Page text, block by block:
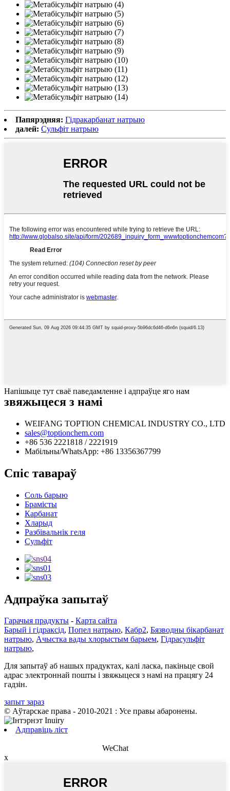
Папярэдняя: Гідракарбанат натрыю
далей: Сульфіт натрыю
Напішыце тут сваё паведамленне і адпраўце яго нам
звяжыцеся з намі
WEIFANG TOPTION CHEMICAL INDUSTRY CO., LTD
sales@toptionchem.com
+86 536 2221818 / 2221919
Мабільны/WhatsApp: +86 13356367799
Спіс тавараў
Соль барыю
Брамісты
Карбанат
Хларыд
Разбівальнік геля
Сульфіт
Адпраўка запытаў
Гарачыя прадукты - Карта сайта
Барый і гідраксід, Попел натрыю, Кабр2, Бязводны бікарбанат
натрыю, Ачыстка вады хлорыстым барыем, Гідрасульфіт
натрыю,
Для запытаў аб нашых прадуктах, калі ласка, пакіньце свой
адрас электроннай пошты і звяжыцеся з намі на працягу 24
гадзін.
запыт зараз
© Аўтарскае права - 2010-2021 : Усе правы абаронены.
Адправіць ліст
WeChat
x